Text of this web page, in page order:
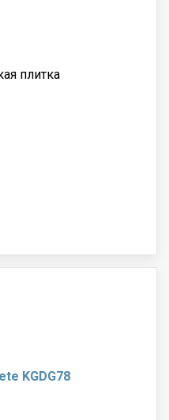
плитка
KGDG78